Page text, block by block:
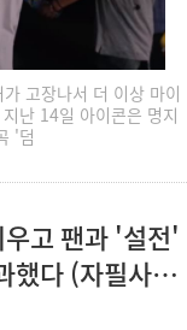
고장나서 더 이상 마이
난 14일 아이콘은 명지
'덤
고 팬과 '설전'
했다 (자필사과